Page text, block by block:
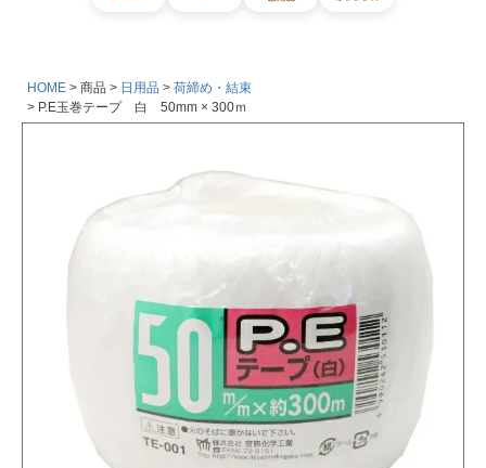
HOME 商品 日用品
荷締め・結束
P.E玉巻テープ 白 50mm × 300ｍ